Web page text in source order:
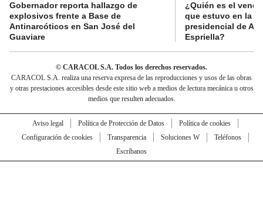
Gobernador reporta hallazgo de
explosivos frente a Base de
Antinarcóticos en San José del
Guaviare
¿Quién es el
que estuvo en la
presidencial de
Espriella?
© CARACOL S.A. Todos los derechos reservados.
CARACOL S.A. realiza una reserva expresa de las reproducciones y usos de las obras
y otras prestaciones accesibles desde este sitio web a medios de lectura mecánica u otros
medios que resulten adecuados.
Aviso legal Política de Protección de Datos
Política de cookies
Configuración de cookies
Transparencia Soluciones W
Teléfonos
Escríbanos